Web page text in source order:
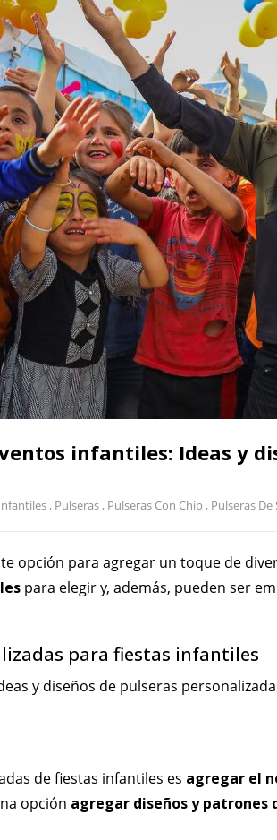
infantiles: Ideas y
, Pulseras, Pulseras Con Chip, Pulseras De
opción para agregar un toque de
para elegir y, además, pueden ser
para fiestas infantiles
y diseños de pulseras
de fiestas infantiles es agregar el
opción agregar diseños y patrones